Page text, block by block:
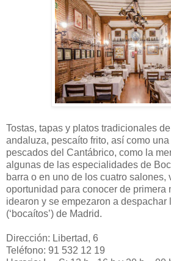
Tostas, tapas y platos tradicionales
andaluza, pescaíto frito, así como
pescados del Cantábrico, como la
algunas de las especialidades de
barra o en uno de los cuatro salones,
oportunidad para conocer de primera
idearon y se empezaron a despachar
(‘bocaítos’) de Madrid.
Dirección: Libertad, 6
Teléfono: 91 532 12 19